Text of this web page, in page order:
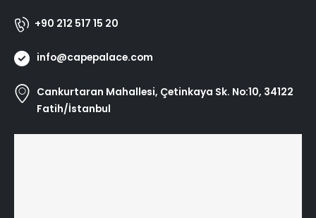
+90 212 517 15 20
info@capepalace.com
Cankurtaran Mahallesi, Çetinkaya Sk. No:10, 34122
Fatih/İstanbul